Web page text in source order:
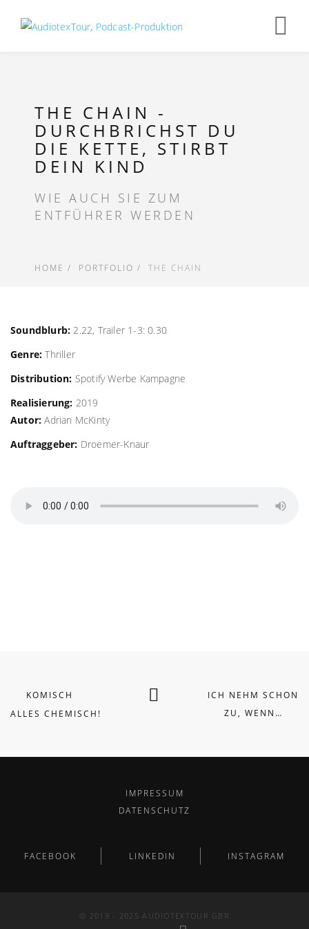
THE CHAIN -
DURCHBRICHST DU
DIE KETTE, STIRBT
DEIN KIND
WIE AUCH SIE ZUM
ENTFÜHRER WERDEN
HOME PORTFOLIO THE CHAIN
Soundblurb: 2.22, Trailer 1-3: 0.30
Genre: Thriller
Distribution: Spotify Werbe Kampagne
Realisierung: 2019
Autor: Adrian McKinty
Auftraggeber: Droemer-Knaur
KOMISCH
ALLES CHEMISCH!
ICH NEHM SCHON
ZU, WENN…
IMPRESSUM
DATENSCHUTZ
FACEBOOK LINKEDIN INSTAGRAM
© 2019 - 2025 AUDIOTEXTOUR GBR